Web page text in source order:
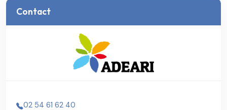
Contact
02 54 61 62 40